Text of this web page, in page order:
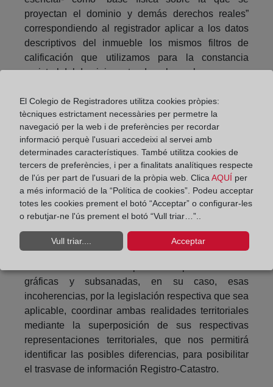
proyectan el dominio y demás derechos reales”
correspondiendo al registrador aplicar a los datos
descriptivos del inmueble los mismos filtros de
calificación que utilizamos para la constancia
registral del dominio u otro derecho real.
El legislador no ha tenido claro este esquema hasta
ahora, razón del fracaso de la coordinación entre el
Registro y el Catastro, pues intenta coordinar dos
aspectos diferentes, intentando imponer como
representación gráfica de una descripción literaria
de la finca registral, la catastral, olvidando que no
se pueden coordinar dos aspectos distintos, literario
uno y gráfico el otro.
La verdadera coordinación pasa por determinar la
correspondencia entre las descripciones literarias
de la finca registral y la parcela catastral, la
gráficas y subsanadas, en su caso, esas
incoherencias, por la legislación respectiva que sea
aplicable, coordinar ambas realidades territoriales
mediante la superposición de sus respectivas
representaciones territoriales, que nos permitirá
identificar las posibles diferencias, para posibilitar
el trasvase de información Registro-Catastro.
El Colegio de Registradores utilitza cookies pròpies:
tècniques estrictament necessàries per permetre la
navegació per la web i de preferències per recordar
informació perquè l'usuari accedeixi al servei amb
determinades característiques. També utilitza cookies de
tercers de preferències, i per a finalitats analítiques respecte
de l'ús per part de l'usuari de la pròpia web. ClicaAQUÍ per
a més informació de la “Política de cookies”. Podeu acceptar
totes les cookies prement el botó “Acceptar” o configurar-les
o rebutjar-ne l'ús prement el botó “Vull triar…”..
Vull triar.... Acceptar